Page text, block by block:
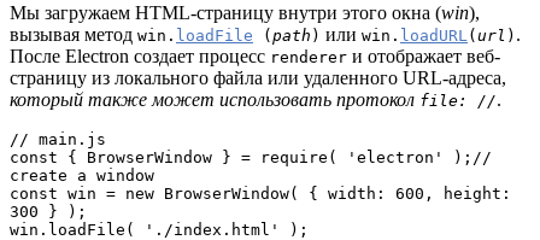
Мы загружаем HTML-страницу внутри этого окна (win),
вызывая метод win. loadFile (path ) или win. loadURL (url ) .
После Electron создает процесс renderer и отображает веб-
страницу из локального файла или удаленного URL-адреса,
который также может использовать протокол file: //.
// main.js
const { BrowserWindow } = require( 'electron' );//
create a window
const win = new BrowserWindow( { width: 600, height:
300 } );
win.loadFile( './index.html' );